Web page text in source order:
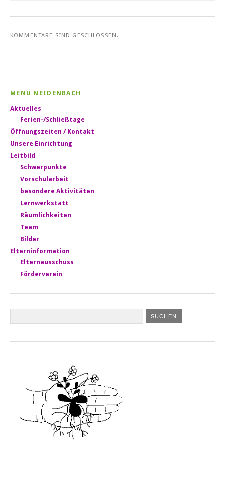
KOMMENTARE SIND GESCHLOSSEN.
MENÜ NEIDENBACH
Aktuelles
Ferien-/Schließtage
Öffnungszeiten / Kontakt
Unsere Einrichtung
Leitbild
Schwerpunkte
Vorschularbeit
besondere Aktivitäten
Lernwerkstatt
Räumlichkeiten
Team
Bilder
Elterninformation
Elternausschuss
Förderverein